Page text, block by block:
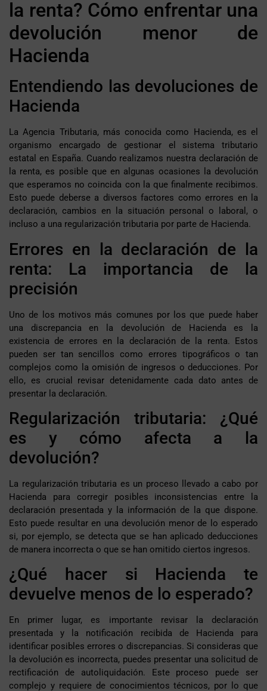
la renta? Cómo enfrentar una
devolución menor de
Hacienda
Entendiendo las devoluciones de
Hacienda
La Agencia Tributaria, más conocida como Hacienda, es el
organismo encargado de gestionar el sistema tributario
estatal en España. Cuando realizamos nuestra declaración de
la renta, es posible que en algunas ocasiones la devolución
que esperamos no coincida con la que finalmente recibimos.
Esto puede deberse a diversos factores como errores en la
declaración, cambios en la situación personal o laboral, o
incluso a una regularización tributaria por parte de Hacienda.
Errores en la declaración de la
renta: La importancia de la
precisión
Uno de los motivos más comunes por los que puede haber
una discrepancia en la devolución de Hacienda es la
existencia de errores en la declaración de la renta. Estos
pueden ser tan sencillos como errores tipográficos o tan
complejos como la omisión de ingresos o deducciones. Por
ello, es crucial revisar detenidamente cada dato antes de
presentar la declaración.
Regularización tributaria: ¿Qué
es y cómo afecta a la
devolución?
La regularización tributaria es un proceso llevado a cabo por
Hacienda para corregir posibles inconsistencias entre la
declaración presentada y la información de la que dispone.
Esto puede resultar en una devolución menor de lo esperado
si, por ejemplo, se detecta que se han aplicado deducciones
de manera incorrecta o que se han omitido ciertos ingresos.
¿Qué hacer si Hacienda te
devuelve menos de lo esperado?
En primer lugar, es importante revisar la declaración
presentada y la notificación recibida de Hacienda para
identificar posibles errores o discrepancias. Si consideras que
la devolución es incorrecta, puedes presentar una solicitud de
rectificación de autoliquidación. Este proceso puede ser
complejo y requiere de conocimientos técnicos, por lo que